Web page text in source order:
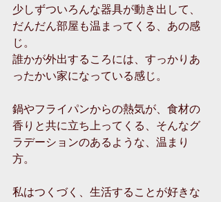
少しずついろんな器具が動き出して、
だんだん部屋も温まってくる、あの感
じ。
誰かが外出するころには、すっかりあ
ったかい家になっている感じ。
鍋やフライパンからの熱気が、食材の
香りと共に立ち上ってくる、そんなグ
ラデーションのあるような、温まり
方。
私はつくづく、生活することが好きな